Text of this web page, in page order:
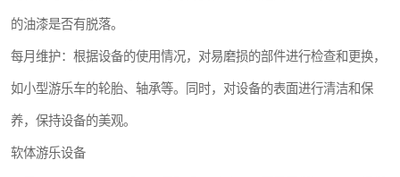
的油漆是否有脱落。
每月维护：根据设备的使用情况，对易磨损的部件进行检查和更换，
如小型游乐车的轮胎、轴承等。同时，对设备的表面进行清洁和保
养，保持设备的美观。
软体游乐设备